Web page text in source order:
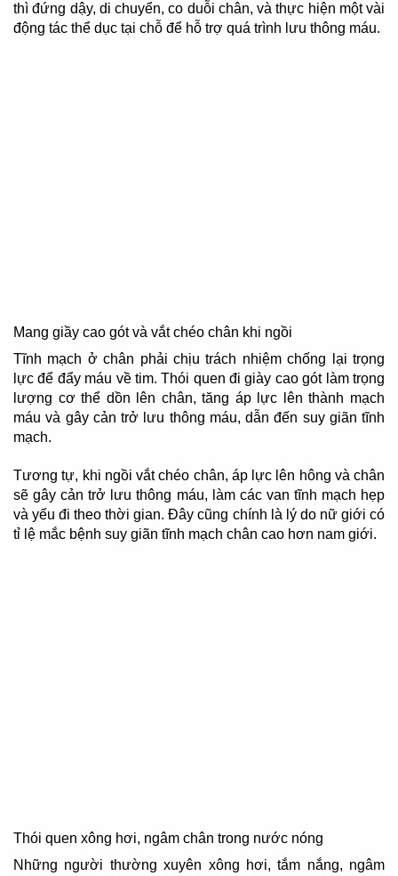
thì đứng dậy, di chuyển, co duỗi chân, và thực hiện một vài
động tác thể dục tại chỗ để hỗ trợ quá trình lưu thông máu.
Mang giầy cao gót và vắt chéo chân khi ngồi
Tĩnh mạch ở chân phải chịu trách nhiệm chống lại trọng
lực để đẩy máu về tim. Thói quen đi giày cao gót làm trọng
lượng cơ thể dồn lên chân, tăng áp lực lên thành mạch
máu và gây cản trở lưu thông máu, dẫn đến suy giãn tĩnh
mạch.
Tương tự, khi ngồi vắt chéo chân, áp lực lên hông và chân
sẽ gây cản trở lưu thông máu, làm các van tĩnh mạch hẹp
và yếu đi theo thời gian. Đây cũng chính là lý do nữ giới có
tỉ lệ mắc bệnh suy giãn tĩnh mạch chân cao hơn nam giới.
Thói quen xông hơi, ngâm chân trong nước nóng
Những người thường xuyên xông hơi, tắm nắng, ngâm